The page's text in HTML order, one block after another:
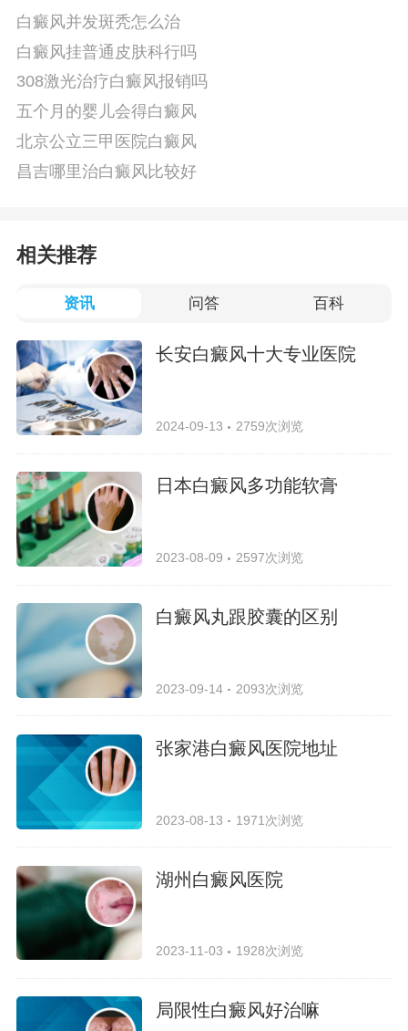
白癜风并发斑秃怎么治
白癜风挂普通皮肤科行吗
308激光治疗白癜风报销吗
五个月的婴儿会得白癜风
北京公立三甲医院白癜风
昌吉哪里治白癜风比较好
相关推荐
资讯 问答 百科
长安白癜风十大专业医院
2024-09-13 2759次浏览
日本白癜风多功能软膏
2023-08-09 2597次浏览
白癜风丸跟胶囊的区别
2023-09-14 2093次浏览
张家港白癜风医院地址
2023-08-13 1971次浏览
湖州白癜风医院
2023-11-03 1928次浏览
局限性白癜风好治嘛